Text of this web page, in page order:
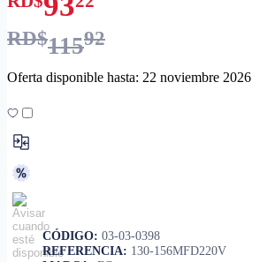
RD$11592
Oferta disponible hasta: 22 noviembre 2026
CÓDIGO: 03-03-0398
REFERENCIA: 130-156MFD220V